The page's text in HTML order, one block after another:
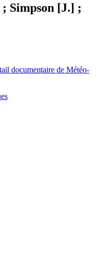
Simpson [J.] ;
documentaire de Météo-